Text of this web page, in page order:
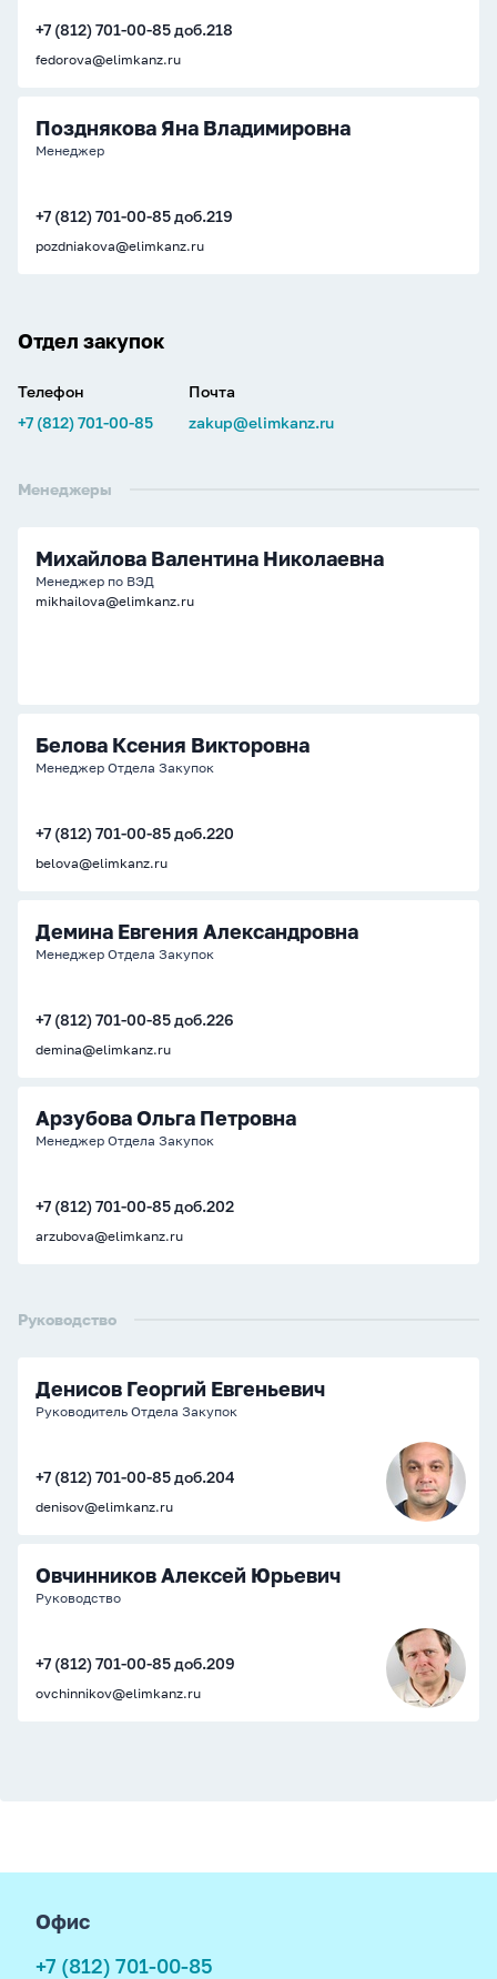
+7 (812) 701-00-85 доб.218
fedorova@elimkanz.ru
Позднякова Яна Владимировна
Менеджер
+7 (812) 701-00-85 доб.219
pozdniakova@elimkanz.ru
Отдел закупок
Телефон
Почта
+7 (812) 701-00-85
zakup@elimkanz.ru
Менеджеры
Михайлова Валентина Николаевна
Менеджер по ВЭД
mikhailova@elimkanz.ru
Белова Ксения Викторовна
Менеджер Отдела Закупок
+7 (812) 701-00-85 доб.220
belova@elimkanz.ru
Демина Евгения Александровна
Менеджер Отдела Закупок
+7 (812) 701-00-85 доб.226
demina@elimkanz.ru
Арзубова Ольга Петровна
Менеджер Отдела Закупок
+7 (812) 701-00-85 доб.202
arzubova@elimkanz.ru
Руководство
Денисов Георгий Евгеньевич
Руководитель Отдела Закупок
+7 (812) 701-00-85 доб.204
denisov@elimkanz.ru
Овчинников Алексей Юрьевич
Руководство
+7 (812) 701-00-85 доб.209
ovchinnikov@elimkanz.ru
Офис
+7 (812) 701-00-85